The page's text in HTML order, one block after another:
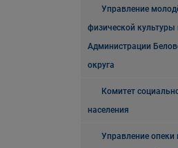
Управление
физической культуры
Администрации
округа
Комитет
населения
Управление опеки